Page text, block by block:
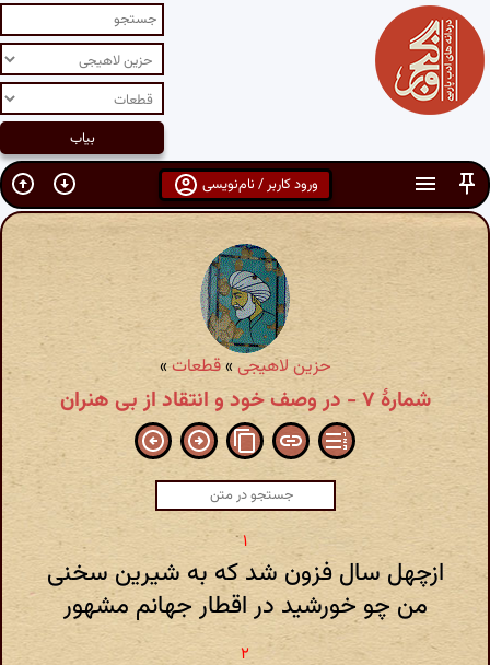
ورود کاربر / نام‌نویسی
حزین لاهیجی»قطعات »
شمارهٔ ۷ - در وصف خود و انتقاد از بی هنران
ازچهل سال فزون شد که به شیرین سخنی
من چو خورشید در اقطار جهانم مشهور